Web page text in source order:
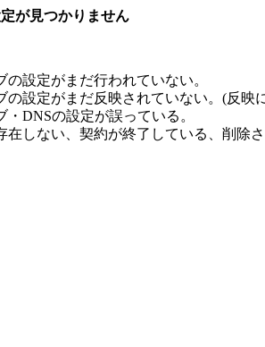
が見つかりません
の設定がまだ行われていない。
の設定がまだ反映されていない。(反
・DNSの設定が誤っている。
在しない、契約が終了している、削除